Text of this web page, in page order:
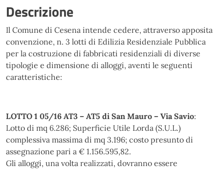
Descrizione
Il Comune di Cesena intende cedere, attraverso apposita
convenzione, n. 3 lotti di Edilizia Residenziale Pubblica
per la costruzione di fabbricati residenziali di diverse
tipologie e dimensione di alloggi, aventi le seguenti
caratteristiche:
LOTTO 1 05/16 AT3 – AT5 di San Mauro – Via Savio:
Lotto di mq 6.286; Superficie Utile Lorda (S.U.L.)
complessiva massima di mq 3.196; costo presunto di
assegnazione pari a € 1.156.595,82.
Gli alloggi, una volta realizzati, dovranno essere